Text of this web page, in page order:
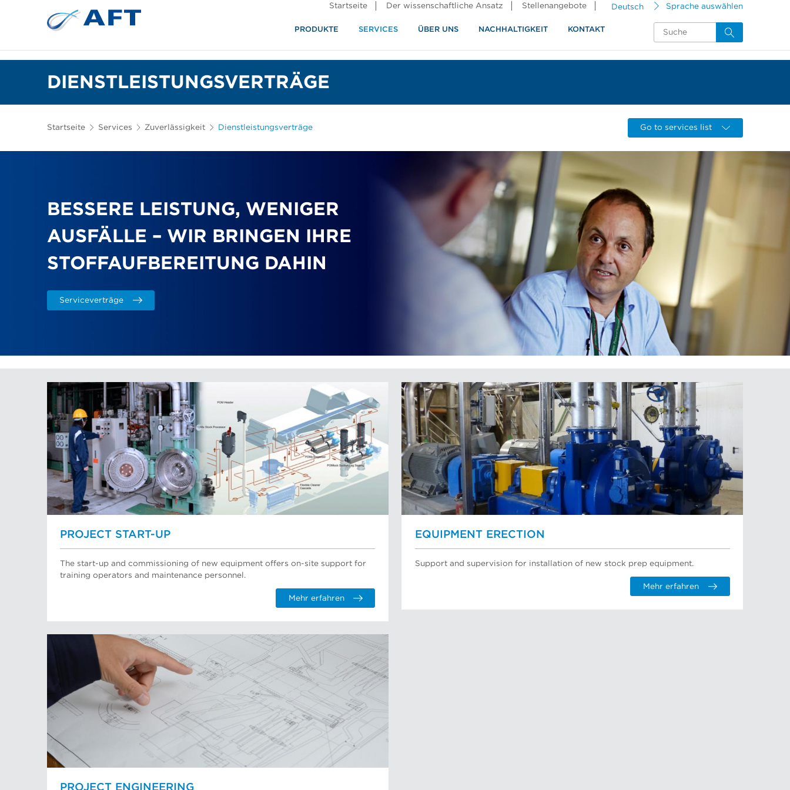
Deutsch Sprache auswählen
Startseite Der wissenschaftliche Ansatz Stellenangebote
PRODUKTE SERVICES ÜBER UNS NACHHALTIGKEIT KONTAKT
DIENSTLEISTUNGSVERTRÄGE
Startseite Services Zuverlässigkeit Dienstleistungsverträge Go to services list
BESSERE LEISTUNG, WENIGER
AUSFÄLLE – WIR BRINGEN IHRE
STOFFAUFBEREITUNG DAHIN
Serviceverträge
PROJECT START-UP
The start-up and commissioning of new equipment offers on-site support for
training operators and maintenance personnel.
Mehr erfahren
EQUIPMENT ERECTION
Support and supervision for installation of new stock prep equipment.
Mehr erfahren
PROJECT ENGINEERING